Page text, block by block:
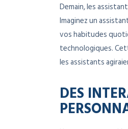
Demain, les
Imaginez un
vos habitudes
technologiques.
les assistants
DES